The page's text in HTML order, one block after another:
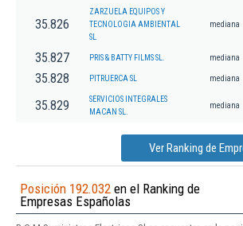
35.826
ZARZUELA EQUIPOS Y
TECNOLOGIA AMBIENTAL
SL
mediana
35.827 PRIS & BATTY FILMS SL. mediana
35.828 PITRUERCA SL mediana
35.829
SERVICIOS INTEGRALES
MACAN SL.
mediana
Ver Ranking de
Posición 192.032 en el Ranking de
Empresas Españolas